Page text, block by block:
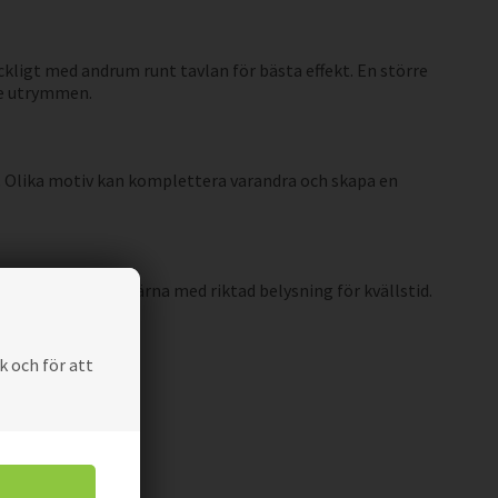
och för att
med andrum runt tavlan för bästa effekt. En större
utrymmen.
motiv kan komplettera varandra och skapa en
komplettera gärna med riktad belysning för kvällstid.